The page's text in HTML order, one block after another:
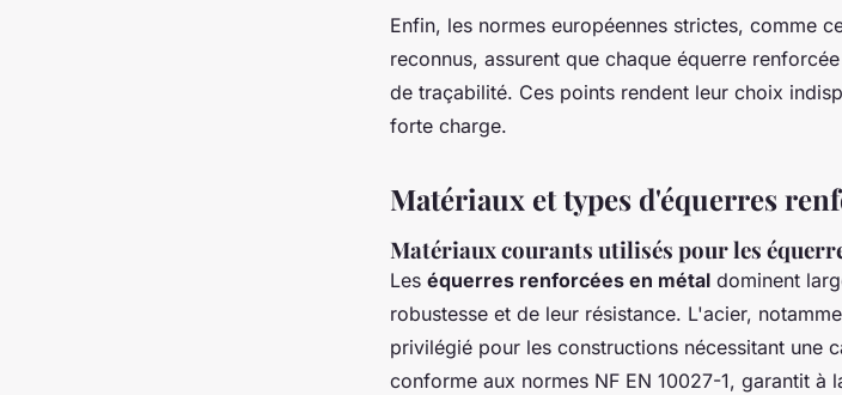
Enfin, les normes européennes strictes, comme
reconnus, assurent que chaque équerre
de traçabilité. Ces points rendent leur choix
forte charge.
Matériaux et types d'équerres
Matériaux courants utilisés pour les
Les équerres renforcées en métal dominent
robustesse et de leur résistance. L'acier,
privilégié pour les constructions nécessitant une
conforme aux normes NF EN 10027-1, garantit